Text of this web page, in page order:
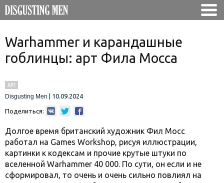
Warhammer и карандашные
гоблинцы: арт Фила Мосса
АРТ
Disgusting Men
10.09.2024
Поделиться:
Долгое время британский художник Фил Мосс
работал на Games Workshop, рисуя иллюстрации,
картинки к кодексам и прочие крутые штуки по
вселенной Warhammer 40 000. По сути, он если и не
сформировал, то очень и очень сильно повлиял на